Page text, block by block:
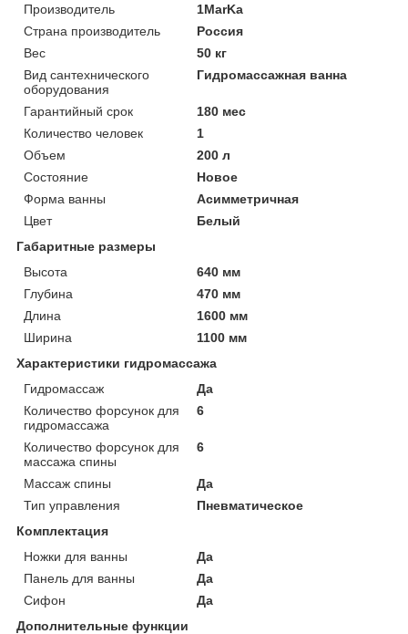
Производитель
1MarKa
Страна производитель
Россия
Вес
50 кг
Вид сантехнического
оборудования
Гидромассажная ванна
Гарантийный срок
180 мес
Количество человек
1
Объем
200 л
Состояние
Новое
Форма ванны
Асимметричная
Цвет
Белый
Габаритные размеры
Высота
640 мм
Глубина
470 мм
Длина
1600 мм
Ширина
1100 мм
Характеристики гидромассажа
Гидромассаж
Да
Количество форсунок для
гидромассажа
6
Количество форсунок для
массажа спины
6
Массаж спины
Да
Тип управления
Пневматическое
Комплектация
Ножки для ванны
Да
Панель для ванны
Да
Сифон
Да
Дополнительные функции